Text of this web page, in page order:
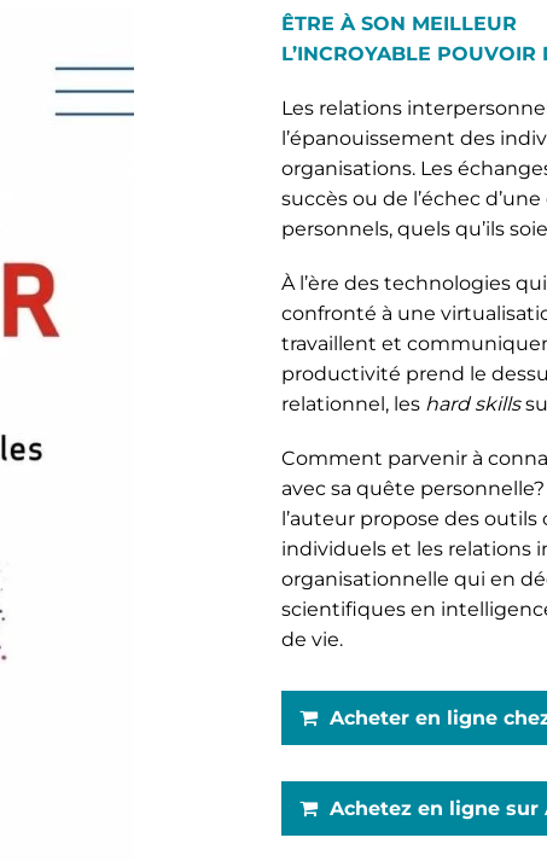
ÊTRE À SON MEILLEUR
L’INCROYABLE
Les relations
l’épanouissement des
organisations. Les
succès ou de l’échec
personnels, quels qu’ils
À l’ère des technologies
confronté à une
travaillent et
productivité prend le
relationnel, les hard skills
Comment parvenir à
avec sa quête
l’auteur propose des
individuels et les relations
organisationnelle qui en
scientifiques en
de vie.
Acheter en ligne
Achetez en ligne sur